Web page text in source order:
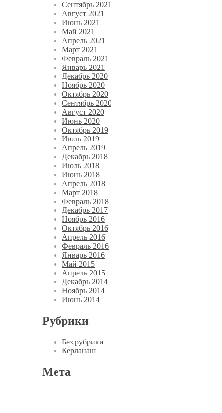
Сентябрь 2021
Август 2021
Июнь 2021
Май 2021
Апрель 2021
Март 2021
Февраль 2021
Январь 2021
Декабрь 2020
Ноябрь 2020
Октябрь 2020
Сентябрь 2020
Август 2020
Июнь 2020
Октябрь 2019
Июль 2019
Апрель 2019
Декабрь 2018
Июль 2018
Июнь 2018
Апрель 2018
Март 2018
Февраль 2018
Декабрь 2017
Ноябрь 2016
Октябрь 2016
Апрель 2016
Февраль 2016
Январь 2016
Май 2015
Апрель 2015
Декабрь 2014
Ноябрь 2014
Июнь 2014
Рубрики
Без рубрики
Керланаш
Мета